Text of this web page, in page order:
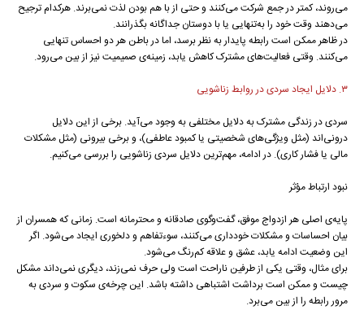
می‌روند، کمتر در جمع شرکت می‌کنند و حتی از با هم بودن لذت نمی‌برند. هرکدام ترجیح
می‌دهند وقت خود را به‌تنهایی یا با دوستان جداگانه بگذرانند.
در ظاهر ممکن است رابطه پایدار به نظر برسد، اما در باطن هر دو احساس تنهایی
می‌کنند. وقتی فعالیت‌های مشترک کاهش یابد، زمینه‌ی صمیمیت نیز از بین می‌رود.
۳. دلایل ایجاد سردی در روابط زناشویی
سردی در زندگی مشترک به دلایل مختلفی به وجود می‌آید. برخی از این دلایل
درونی‌اند (مثل ویژگی‌های شخصیتی یا کمبود عاطفی)، و برخی بیرونی (مثل مشکلات
مالی یا فشار کاری). در ادامه، مهم‌ترین دلایل سردی زناشویی را بررسی می‌کنیم.
نبود ارتباط مؤثر
پایه‌ی اصلی هر ازدواج موفق، گفت‌وگوی صادقانه و محترمانه است. زمانی که همسران از
بیان احساسات و مشکلات خودداری می‌کنند، سوءتفاهم و دلخوری ایجاد می‌شود. اگر
این وضعیت ادامه یابد، عشق و علاقه کم‌رنگ می‌شود.
برای مثال، وقتی یکی از طرفین ناراحت است ولی حرف نمی‌زند، دیگری نمی‌داند مشکل
چیست و ممکن است برداشت اشتباهی داشته باشد. این چرخه‌ی سکوت و سردی به
مرور رابطه را از بین می‌برد.